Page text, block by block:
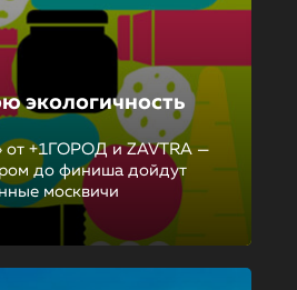
экологичность
от +1ГОРОД и ZAVTRA —
до финиша дойдут
москвичи